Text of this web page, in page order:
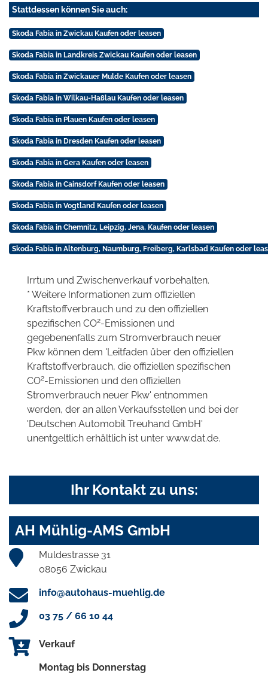
Stattdessen können Sie auch:
Skoda Fabia in Zwickau Kaufen oder leasen
Skoda Fabia in Landkreis Zwickau Kaufen oder leasen
Skoda Fabia in Zwickauer Mulde Kaufen oder leasen
Skoda Fabia in Wilkau-Haßlau Kaufen oder leasen
Skoda Fabia in Plauen Kaufen oder leasen
Skoda Fabia in Dresden Kaufen oder leasen
Skoda Fabia in Gera Kaufen oder leasen
Skoda Fabia in Cainsdorf Kaufen oder leasen
Skoda Fabia in Vogtland Kaufen oder leasen
Skoda Fabia in Chemnitz, Leipzig, Jena, Kaufen oder leasen
Skoda Fabia in Altenburg, Naumburg, Freiberg, Karlsbad Kaufen oder
Irrtum und Zwischenverkauf vorbehalten.
* Weitere Informationen zum offiziellen
Kraftstoffverbrauch und zu den offiziellen
spezifischen CO2-Emissionen und
gegebenenfalls zum Stromverbrauch neuer
Pkw können dem 'Leitfaden über den offiziellen
Kraftstoffverbrauch, die offiziellen spezifischen
CO2-Emissionen und den offiziellen
Stromverbrauch neuer Pkw' entnommen
werden, der an allen Verkaufsstellen und bei der
'Deutschen Automobil Treuhand GmbH'
unentgeltlich erhältlich ist unter www.dat.de.
Ihr Kontakt zu uns:
AH Mühlig-AMS GmbH
Muldestrasse 31
08056 Zwickau
info@autohaus-muehlig.de
03 75 / 66 10 44
Verkauf
Montag bis Donnerstag